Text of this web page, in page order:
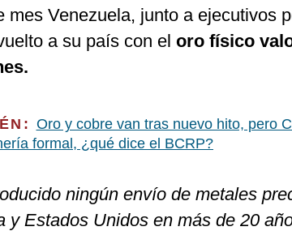
mes Venezuela, junto a ejecutivos
a su país con el oro físico
Oro y cobre van tras nuevo hito, pero
formal, ¿qué dice el BCRP?
ningún envío de metales
y Estados Unidos en más de 20